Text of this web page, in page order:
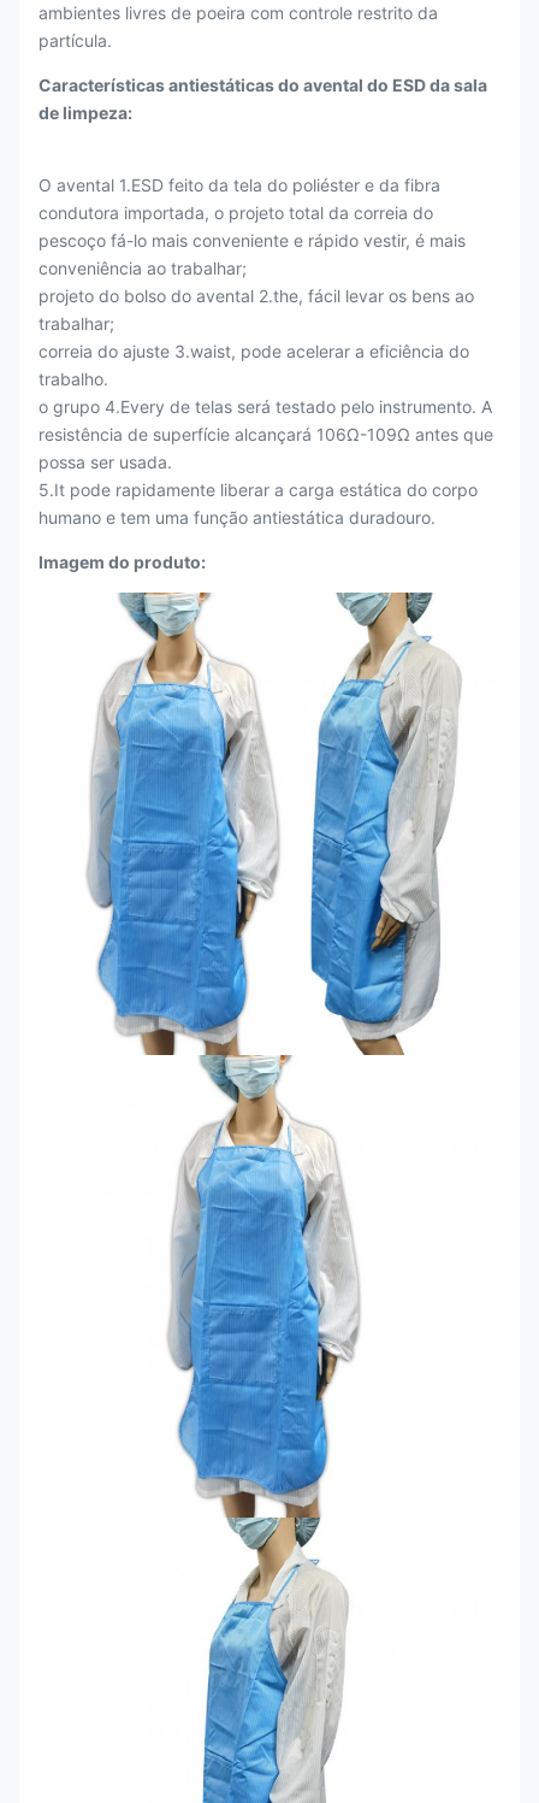
ambientes livres de poeira com controle restrito da
partícula.
Características antiestáticas do avental do ESD da sala
de limpeza:
O avental 1.ESD feito da tela do poliéster e da fibra
condutora importada, o projeto total da correia do
pescoço fá-lo mais conveniente e rápido vestir, é mais
conveniência ao trabalhar;
projeto do bolso do avental 2.the, fácil levar os bens ao
trabalhar;
correia do ajuste 3.waist, pode acelerar a eficiência do
trabalho.
o grupo 4.Every de telas será testado pelo instrumento. A
resistência de superfície alcançará 106Ω-109Ω antes que
possa ser usada.
5.It pode rapidamente liberar a carga estática do corpo
humano e tem uma função antiestática duradouro.
Imagem do produto: